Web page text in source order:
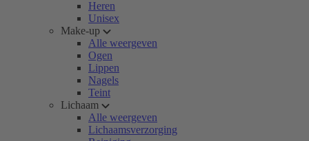
Heren
Unisex
Make-up
Alle weergeven
Ogen
Lippen
Nagels
Teint
Lichaam
Alle weergeven
Lichaamsverzorging